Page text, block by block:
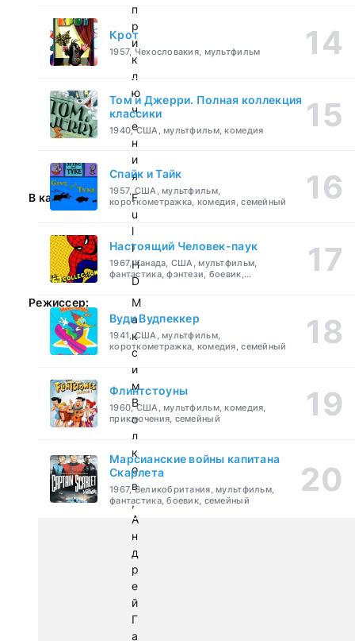
п
р
и
к
л
ю
ч
е
н
и
я
В качестве:
F
u
l
l
H
D
Режиссер:
М
а
к
с
и
м
В
о
л
к
о
в
,
А
н
д
р
е
й
Г
а
Крот
1957, Чехословакия, мультфильм
Том и Джерри. Полная коллекция
классики
1940, США, мультфильм, комедия
Спайк и Тайк
1957, США, мультфильм,
короткометражка, комедия, семейный
Настоящий Человек-паук
1967, Канада, США, мультфильм,
фантастика, фэнтези, боевик,
приключения, семейный
Вуди Вудпеккер
1941, США, мультфильм,
короткометражка, комедия, семейный
Флинтстоуны
1960, США, мультфильм, комедия,
приключения, семейный
Марсианские войны капитана
Скарлета
1967, Великобритания, мультфильм,
фантастика, боевик, семейный